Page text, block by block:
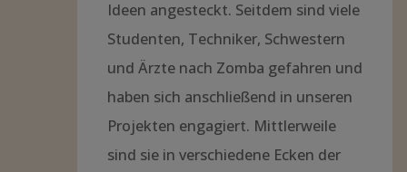
Ideen angesteckt. Seitdem sind viele
Studenten, Techniker, Schwestern
und Ärzte nach Zomba gefahren und
haben sich anschließend in unseren
Projekten engagiert. Mittlerweile
sind sie in verschiedene Ecken der